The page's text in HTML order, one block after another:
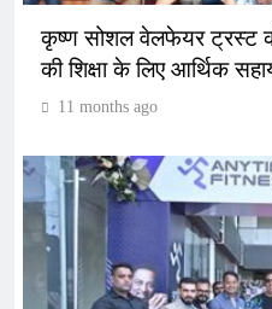
कृष्ण सोशल वेलफेयर ट्रस्ट
की शिक्षा के लिए आर्थिक
11 months ago